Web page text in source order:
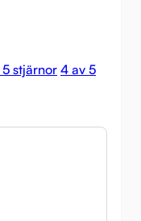
5 stjärnor 4 av 5